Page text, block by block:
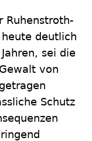
Ruhenstroth-
deutlich
sei die
von
Schutz